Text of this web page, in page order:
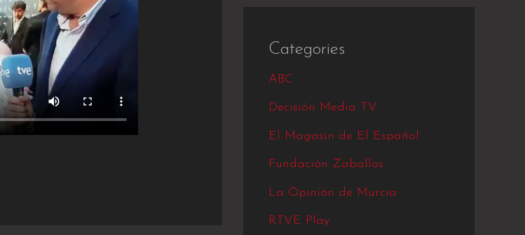
Categories
ABC
Decisión Media TV
El Magasin de El Español
Fundación Zaballos
La Opinión de Murcia
RTVE Play